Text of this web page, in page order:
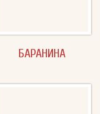
БАРАНИНА